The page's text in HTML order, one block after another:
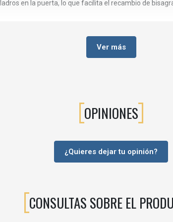
en la puerta, lo que facilita el recambio de
que requieran un acabado discreto y puertas
de bisagras antiguas manteniendo el taladro de Ø35
Ver más
OPINIONES
¿Quieres dejar tu opinión?
CONSULTAS SOBRE EL